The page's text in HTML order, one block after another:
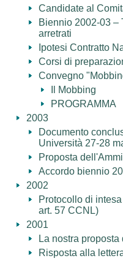
Candidate al
Biennio 2002-03 –
arretrati
Ipotesi Contratto
Corsi di
Convegno
Il Mobbing
PROGRAMMA
2003
Documento
Università 27-28
Proposta
Accordo biennio
2002
Protocollo di
art. 57 CCNL)
2001
La nostra
Risposta alla